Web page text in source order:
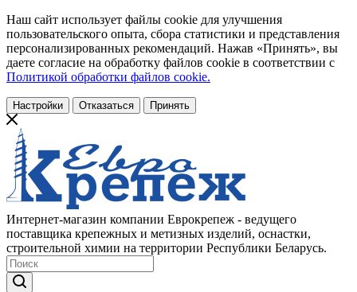
Наш сайт использует файлы cookie для улучшения
пользовательского опыта, сбора статистики и представления
персонализированных рекомендаций. Нажав «Принять», вы
даете согласие на обработку файлов cookie в соответствии с
Политикой обработки файлов cookie.
Настройки Отказаться Принять
Интернет-магазин компании Еврокрепеж - ведущего
поставщика крепежных и метизных изделий, оснастки,
строительной химии на территории Республики Беларусь.